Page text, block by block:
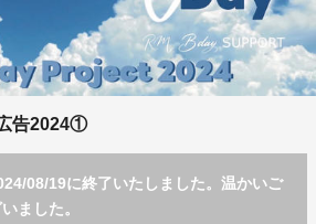
告2024①
08/19に終了いたしました。温かいご
ました。